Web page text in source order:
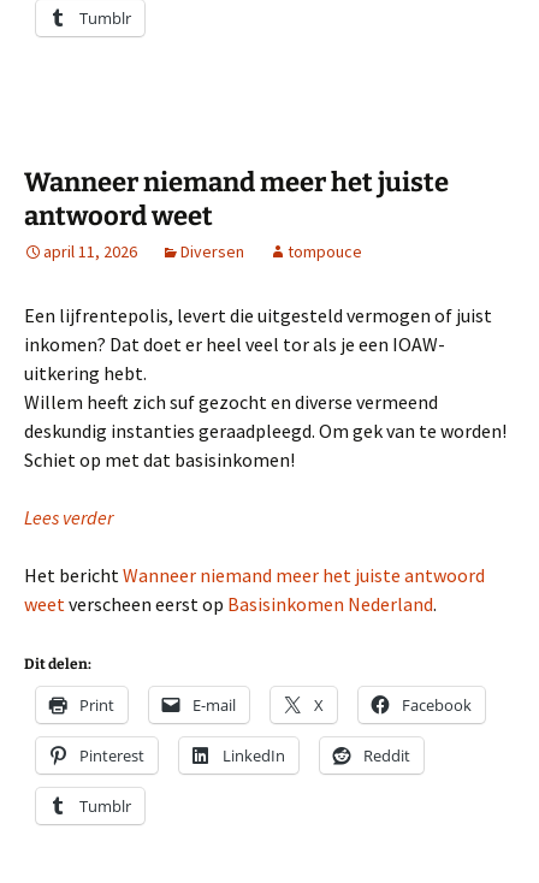
Tumblr
Wanneer niemand meer het juiste
antwoord weet
april 11, 2026 Diversen tompouce
Een lijfrentepolis, levert die uitgesteld vermogen of juist
inkomen? Dat doet er heel veel tor als je een IOAW-
uitkering hebt.
Willem heeft zich suf gezocht en diverse vermeend
deskundig instanties geraadpleegd. Om gek van te worden!
Schiet op met dat basisinkomen!
Lees verder
Het berichtWanneer niemand meer het juiste antwoord
weetverscheen eerst op Basisinkomen Nederland.
Dit delen:
Print E-mail X Facebook
Pinterest LinkedIn Reddit
Tumblr